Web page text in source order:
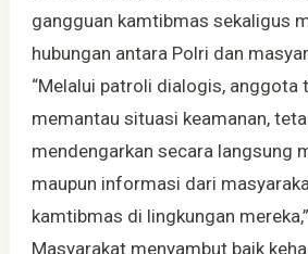
gangguan kamtibmas sekaligus
hubungan antara Polri dan
“Melalui patroli dialogis, anggota
memantau situasi keamanan,
mendengarkan secara langsung
maupun informasi dari
kamtibmas di lingkungan
Masyarakat menyambut baik